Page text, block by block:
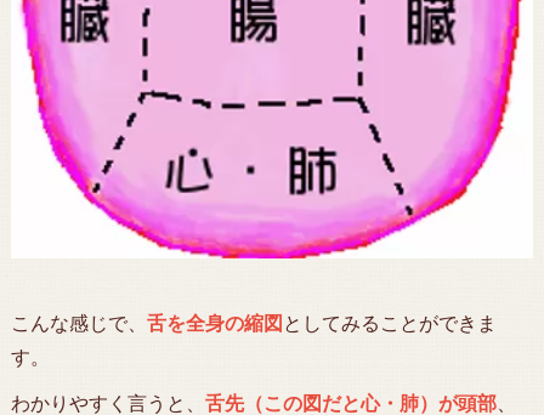
こんな感じで、 舌を全身の縮図 としてみることができま
す。
わかりやすく言うと、 舌先（この図だと心・肺）が頭部、